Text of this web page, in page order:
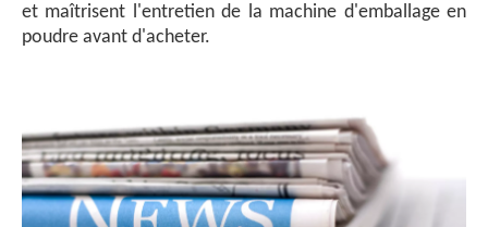
et maîtrisent l'entretien de la machine d'emballage en
poudre avant d'acheter.